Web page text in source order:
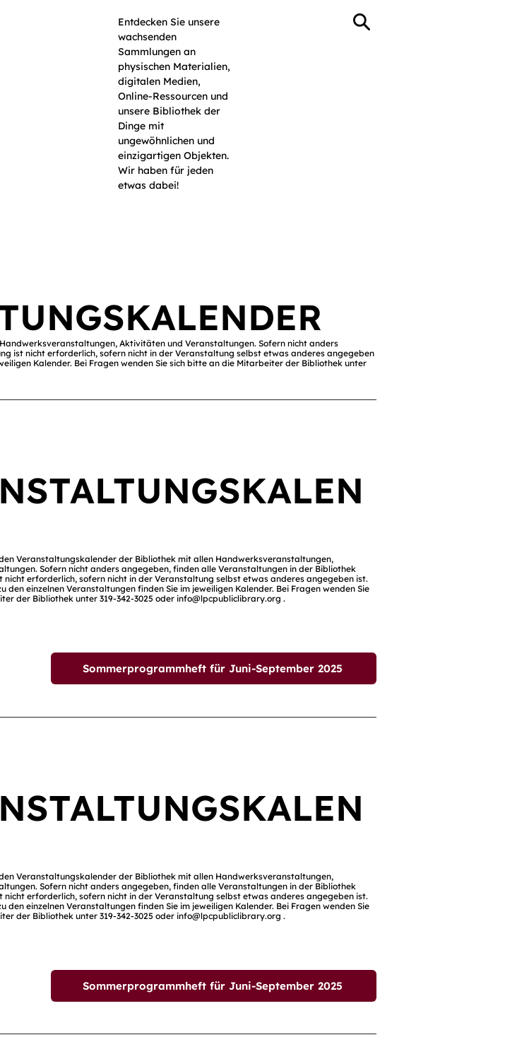
Entdecken Sie unsere
wachsenden
Sammlungen an
physischen Materialien,
digitalen Medien,
Online-Ressourcen und
unsere Bibliothek der
Dinge mit
ungewöhnlichen und
einzigartigen Objekten.
Wir haben für jeden
etwas dabei!
Aktivitäten und Veranstaltungen. Sofern nicht anders
ist nicht erforderlich, sofern nicht in der Veranstaltung selbst etwas anderes angegeben
Kalender. Bei Fragen wenden Sie sich bitte an die Mitarbeiter der Bibliothek unter
Veranstaltungskalender der Bibliothek mit allen Handwerksveranstaltungen,
Sofern nicht anders angegeben, finden alle Veranstaltungen in der Bibliothek
nicht erforderlich, sofern nicht in der Veranstaltung selbst etwas anderes angegeben ist.
den einzelnen Veranstaltungen finden Sie im jeweiligen Kalender. Bei Fragen wenden Sie
der Bibliothek unter 319-342-3025 oder info@lpcpubliclibrary.org .
Sommerprogrammheft für Juni-September 2025
Veranstaltungskalender der Bibliothek mit allen Handwerksveranstaltungen,
Sofern nicht anders angegeben, finden alle Veranstaltungen in der Bibliothek
nicht erforderlich, sofern nicht in der Veranstaltung selbst etwas anderes angegeben ist.
den einzelnen Veranstaltungen finden Sie im jeweiligen Kalender. Bei Fragen wenden Sie
der Bibliothek unter 319-342-3025 oder info@lpcpubliclibrary.org .
Sommerprogrammheft für Juni-September 2025